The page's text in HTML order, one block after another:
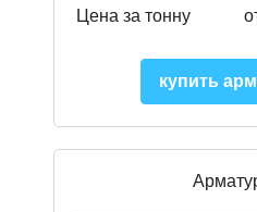
Цена за тонну
купить